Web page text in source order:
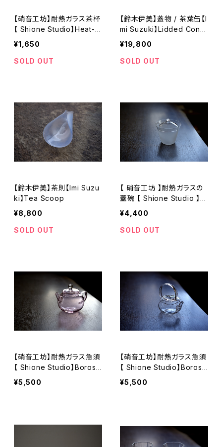
【硝音工坊】耐熱ガラス茶杯
【 Shione Studio】Heat-r
esistant Glass Tea Cup
¥1,650
SOLD OUT
【鈴木伊美】蓋物 / 茶葉缶【I
mi Suzuki】Lidded Conta
iner / Tea Caddy
¥19,800
SOLD OUT
【鈴木伊美】茶則【Imi Suzu
ki】Tea Scoop
¥8,800
SOLD OUT
【 硝音工坊 】耐熱ガラスの
蓋碗 【 Shione Studio 】h
eat-resistant glass gaiw
¥4,400
SOLD OUT
【硝音工坊】耐熱ガラス急須
【 Shione Studio】Borosili
cate glass teapot
¥5,500
【硝音工坊】耐熱ガラス急須
【 Shione Studio】Borosili
cate glass teapot
¥5,500